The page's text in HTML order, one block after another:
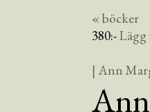
« böcker
380:-
| Ann